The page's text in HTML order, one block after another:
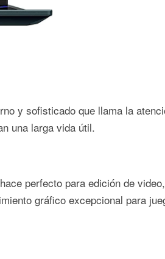
y sofisticado que llama la
una larga vida útil.
perfecto para edición de
gráfico excepcional para